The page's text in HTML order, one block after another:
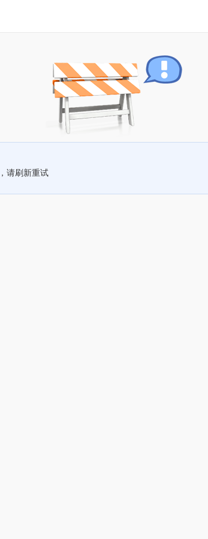
请刷新重试